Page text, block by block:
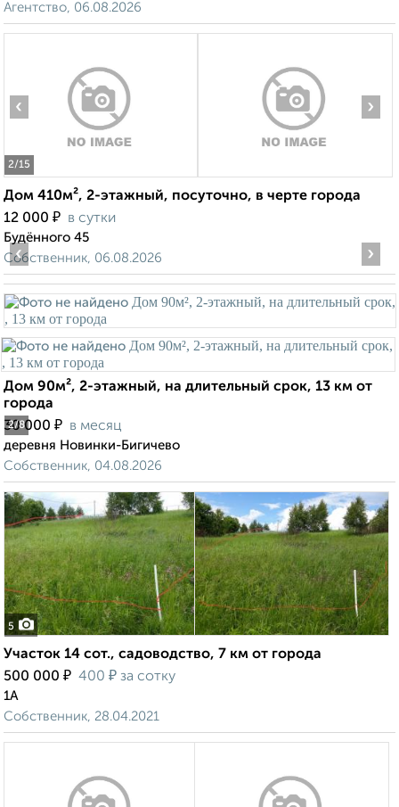
Агентство, 06.08.2026
2/15
‹ ›
Дом 410м², 2-этажный, посуточно, в черте города
12 000 ₽ в сутки
Будённого 45
Собственник, 06.08.2026
2/8
‹ ›
Дом 90м², 2-этажный, на длительный срок, 13 км от
города
30 000 ₽ в месяц
деревня Новинки-Бигичево
Собственник, 04.08.2026
5
Участок 14 сот., садоводство, 7 км от города
500 000 ₽ 400 ₽ за сотку
1А
Собственник, 28.04.2021